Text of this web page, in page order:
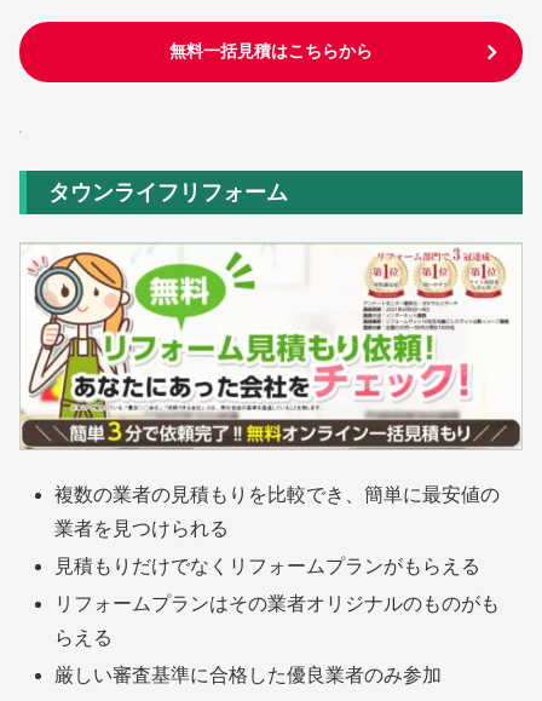
無料一括見積はこちらから
タウンライフリフォーム
複数の業者の見積もりを比較でき、簡単に最安値の
業者を見つけられる
見積もりだけでなくリフォームプランがもらえる
リフォームプランはその業者オリジナルのものがも
らえる
厳しい審査基準に合格した優良業者のみ参加